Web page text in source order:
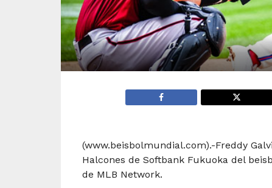
(www.beisbolmundial.com).-Freddy
Halcones de Softbank Fukuoka del
de MLB Network.